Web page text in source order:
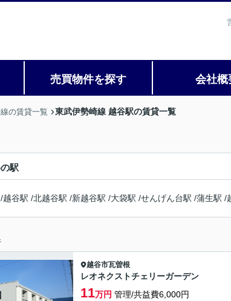
売買物件を探す 会社概
の賃貸一覧 東武伊勢崎線 越谷駅の賃貸一覧
駅
/越谷駅 /北越谷駅 /新越谷駅 /大袋駅 /せんげん台駅 /蒲生駅 /
越谷市瓦曽根
レオネクストチェリーガーデン
11万円 管理/共益費6,000円